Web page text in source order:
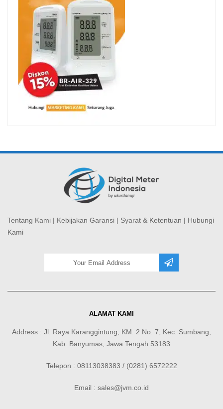
Tentang Kami | Kebijakan Garansi | Syarat & Ketentuan | Hubungi
Kami
ALAMAT KAMI
Address : Jl. Raya Karanggintung, KM. 2 No. 7, Kec. Sumbang,
Kab. Banyumas, Jawa Tengah 53183
Telepon : 08113038383 / (0281) 6572222
Email : sales@jvm.co.id